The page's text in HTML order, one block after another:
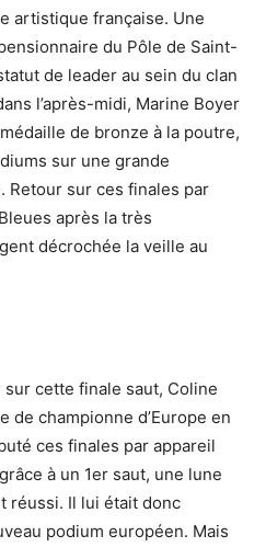
artistique française. Une
du Pôle de Saint-
de leader au sein du clan
l’après-midi, Marine Boyer
de bronze à la poutre,
sur une grande
Retour sur ces finales par
après la très
décrochée la veille au
cette finale saut, Coline
de championne d’Europe en
ces finales par appareil
à un 1er saut, une lune
réussi. Il lui était donc
podium européen. Mais